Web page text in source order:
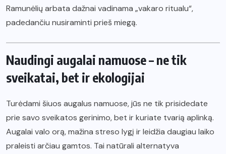
Ramunėlių arbata dažnai vadinama „vakaro ritualu“,
padedančiu nusiraminti prieš miegą.
Naudingi augalai namuose – ne tik
sveikatai, bet ir ekologijai
Turėdami šiuos augalus namuose, jūs ne tik prisidedate
prie savo sveikatos gerinimo, bet ir kuriate tvarią aplinką.
Augalai valo orą, mažina streso lygį ir leidžia daugiau laiko
praleisti arčiau gamtos. Tai natūrali alternatyva